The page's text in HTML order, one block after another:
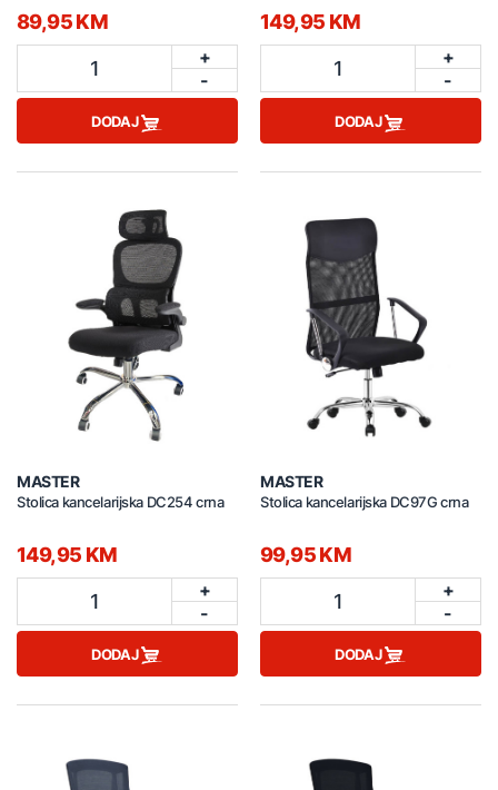
89,95 KM
1
+
-
DODAJ
149,95 KM
1
+
-
DODAJ
MASTER
Stolica kancelarijska DC254 crna
149,95 KM
1
+
-
DODAJ
MASTER
Stolica kancelarijska DC97G crna
99,95 KM
1
+
-
DODAJ